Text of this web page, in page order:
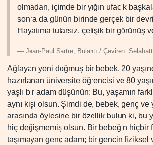
olmadan, içimde bir yığın ufacık
sonra da günün birinde gerçek bir
Hayatıma tutarsız, çelişik bir görünüş
Jean-Paul Sartre, Bulantı / Çeviren:
Ağlayan yeni doğmuş bir bebek, 20
hazırlanan üniversite öğrencisi ve 80
yaşlı bir adam düşünün: Bu, yaşamın
aynı kişi olsun. Şimdi de, bebek, genç ve
arasında öylesine bir özellik bulun ki, bu
hiç değişmemiş olsun. Bir bebeğin hiçbir
taşımayan genç adam; bir gencin fiziksel